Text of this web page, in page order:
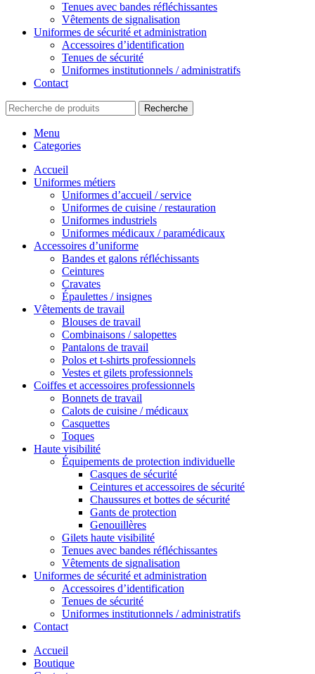
Tenues avec bandes réfléchissantes
Vêtements de signalisation
Uniformes de sécurité et administration
Accessoires d’identification
Tenues de sécurité
Uniformes institutionnels / administratifs
Contact
Recherche
Menu
Categories
Accueil
Uniformes métiers
Uniformes d’accueil / service
Uniformes de cuisine / restauration
Uniformes industriels
Uniformes médicaux / paramédicaux
Accessoires d’uniforme
Bandes et galons réfléchissants
Ceintures
Cravates
Épaulettes / insignes
Vêtements de travail
Blouses de travail
Combinaisons / salopettes
Pantalons de travail
Polos et t-shirts professionnels
Vestes et gilets professionnels
Coiffes et accessoires professionnels
Bonnets de travail
Calots de cuisine / médicaux
Casquettes
Toques
Haute visibilité
Équipements de protection individuelle
Casques de sécurité
Ceintures et accessoires de sécurité
Chaussures et bottes de sécurité
Gants de protection
Genouillères
Gilets haute visibilité
Tenues avec bandes réfléchissantes
Vêtements de signalisation
Uniformes de sécurité et administration
Accessoires d’identification
Tenues de sécurité
Uniformes institutionnels / administratifs
Contact
Accueil
Boutique